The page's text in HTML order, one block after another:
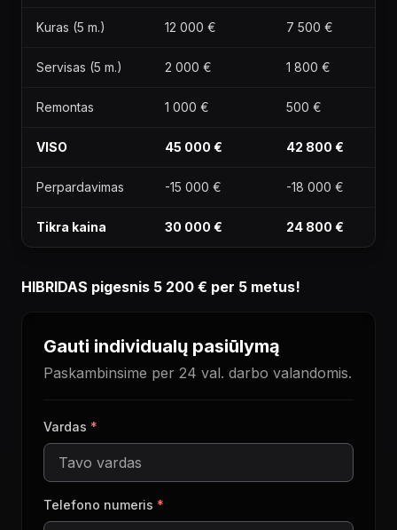
Kuras (5 m.) 12 000 € 7 500 €
Servisas (5 m.) 2 000 € 1 800 €
Remontas 1 000 € 500 €
VISO 45 000 € 42 800 €
Perpardavimas -15 000 € -18 000 €
Tikra kaina 30 000 € 24 800 €
HIBRIDAS pigesnis 5 200 € per 5 metus!
Gauti individualų pasiūlymą
Paskambinsime per 24 val. darbo valandomis.
Vardas *
Telefono numeris *